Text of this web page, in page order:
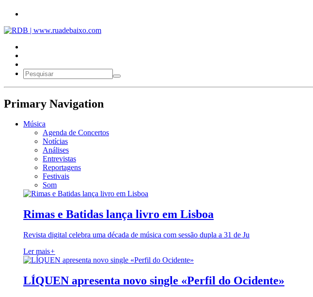
Primary Navigation
Música
Agenda de Concertos
Notícias
Análises
Entrevistas
Reportagens
Festivais
Som
Rimas e Batidas lança livro em Lisboa
Revista digital celebra uma década de música com sessão dupla a 31 de Ju
Ler mais+
LÍQUEN apresenta novo single «Perfil do Ocidente»